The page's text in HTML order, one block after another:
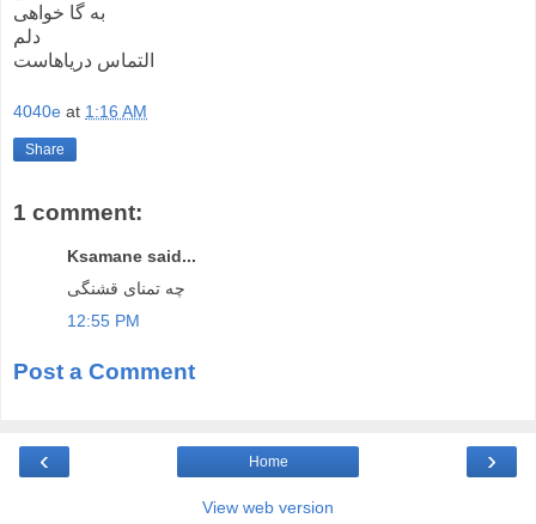
به گا خواهی
دلم
التماس دریاهاست
4040e at 1:16 AM
Share
1 comment:
Ksamane said...
چه تمنای قشنگی
12:55 PM
Post a Comment
‹ ›
Home
View web version